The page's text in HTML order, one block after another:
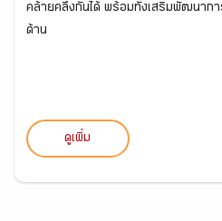
คล้ายคลึงกันได้ พร้อมทั้งเสริมพัฒนากา
ด้าน
ดูเพิ่ม